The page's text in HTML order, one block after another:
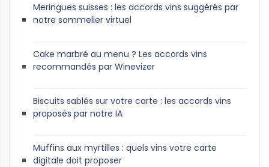
Meringues suisses : les accords vins suggérés par
notre sommelier virtuel
Cake marbré au menu ? Les accords vins
recommandés par Winevizer
Biscuits sablés sur votre carte : les accords vins
proposés par notre IA
Muffins aux myrtilles : quels vins votre carte
digitale doit proposer